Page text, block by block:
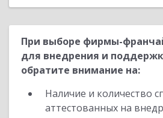
При выборе фирмы-
для внедрения и
обратите внимание на:
Наличие и количество
аттестованных на